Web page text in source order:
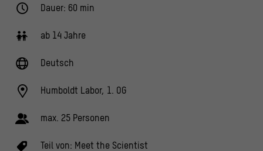
Dauer: 60 min
ab 14 Jahre
Deutsch
Humboldt Labor, 1. OG
max. 25 Personen
Teil von: Meet the Scientist